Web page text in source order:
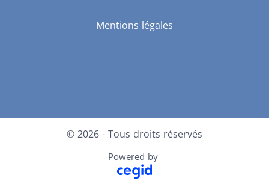
Mentions légales
© 2026 - Tous droits réservés
Powered by